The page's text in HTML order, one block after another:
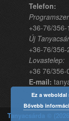
Telefon:
+36-76/
Új
+36-76/
Lovastelep:
+36 76/
E-mail:
Tanyacsárda ©
Ez a
Bővebb